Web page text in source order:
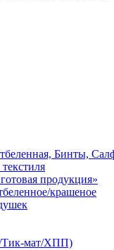
Бинты,
продукция»
крашеное
Тик-мат/ХПП)